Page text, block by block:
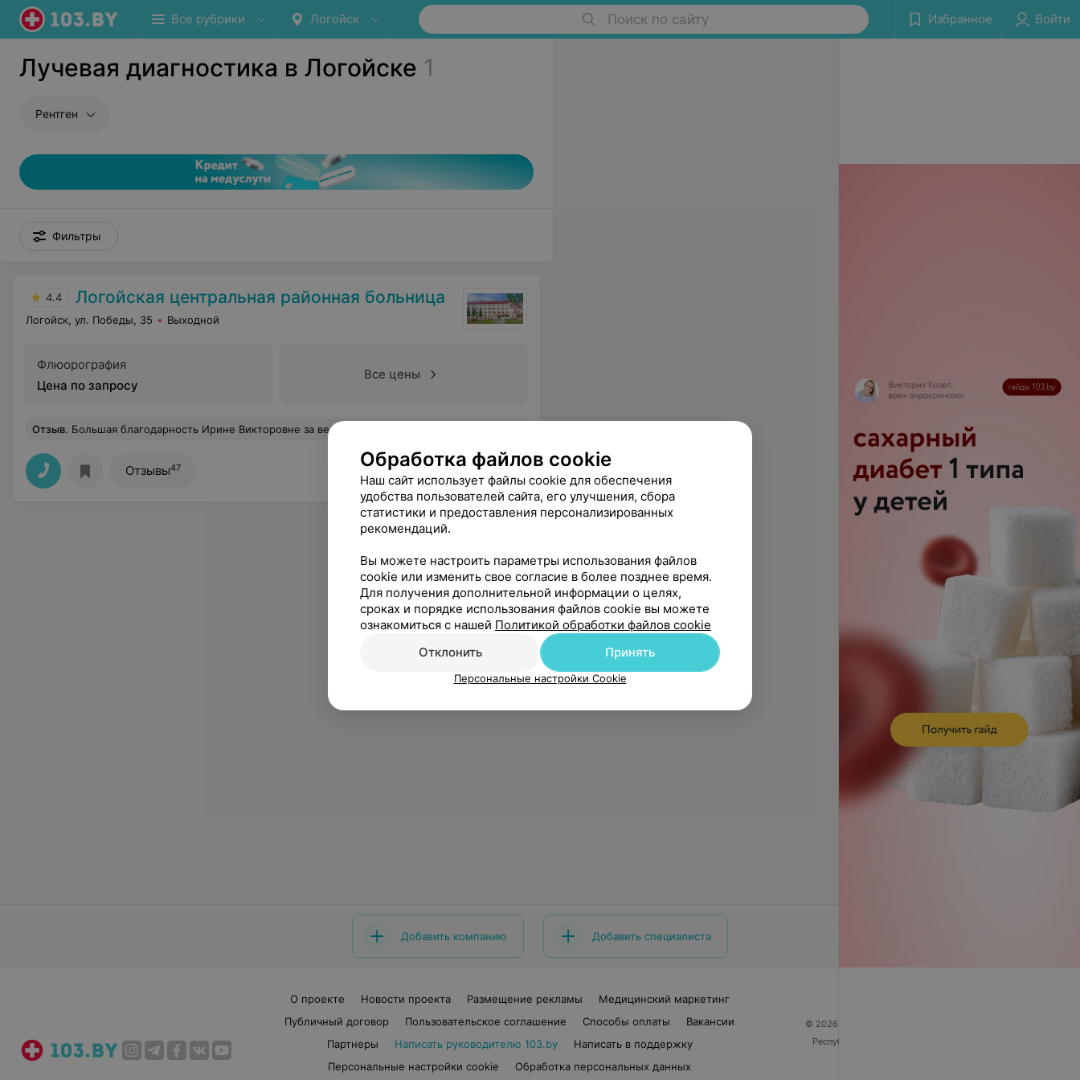
Все рубрики Логойск Поиск по сайту Избранное Войти
Лучевая диагностика в Логойске 1
Рентген
Фильтры
4.4 Логойская центральная районная больница
Логойск, ул. Победы, 35 Выходной
Флюорография
Цена по запросу
Все цены
Отзыв. Большая благодарность Ирине Викторовне за ведение моей беременности, всегда внимательна , вникает во все нюансы, четко и доходчиво объясняет все непонятные моменты, очень любит свою работу. Одна из немногих врачей в нашей поликлинике (гп. Плещеницы) к которой хочется идти. Малышка родилась доношенной и здоровой благодаря правильным назначениям доктора. Благодаря ее стремлению учится и узнавать много нового в своей работе, целеустремленности и упорству, я уверена, что она добьется больших высот.
Отзывы47
Добавить компанию Добавить специалиста
О проекте Новости проекта Размещение рекламы
Медицинский маркетинг
Публичный договор
Пользовательское соглашение Способы оплаты
Вакансии
Партнеры
Написать руководителю 103.by
Написать в поддержку
Персональные настройки cookie
Обработка персональных данных
© 2026 ООО «Артокс Лаб», УНП 191700409
Республика Беларусь, г. Минск, улица Толбухина, 2,
Обработка файлов cookie
Наш сайт использует файлы cookie для обеспечения
удобства пользователей сайта, его улучшения, сбора
статистики и предоставления персонализированных
рекомендаций.
Вы можете настроить параметры использования файлов
cookie или изменить свое согласие в более позднее время.
Для получения дополнительной информации о целях,
сроках и порядке использования файлов cookie вы можете
ознакомиться с нашей Политикой обработки файлов cookie
Отклонить
Принять
Персональные настройки Cookie